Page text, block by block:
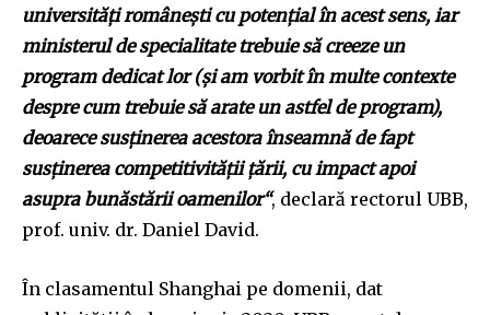
SUBSCRIBE
I've read and accept the Privacy Policy
universități românești cu potențial în acest sens, iar
ministerul de specialitate trebuie să creeze un
program dedicat lor (și am vorbit în multe contexte
despre cum trebuie să arate un astfel de program),
deoarece susținerea acestora înseamnă de fapt
susținerea competitivității țării, cu impact apoi
asupra bunăstării oamenilor“, declară rectorul UBB,
prof. univ. dr. Daniel David.
În clasamentul Shanghai pe domenii, dat